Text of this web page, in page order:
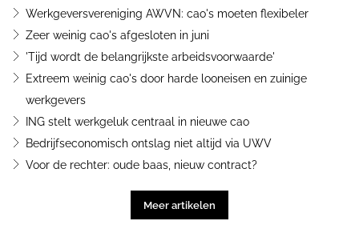
Werkgeversvereniging AWVN: cao's moeten flexibeler
Zeer weinig cao's afgesloten in juni
'Tijd wordt de belangrijkste arbeidsvoorwaarde'
Extreem weinig cao's door harde looneisen en zuinige
werkgevers
ING stelt werkgeluk centraal in nieuwe cao
Bedrijfseconomisch ontslag niet altijd via UWV
Voor de rechter: oude baas, nieuw contract?
Meer artikelen